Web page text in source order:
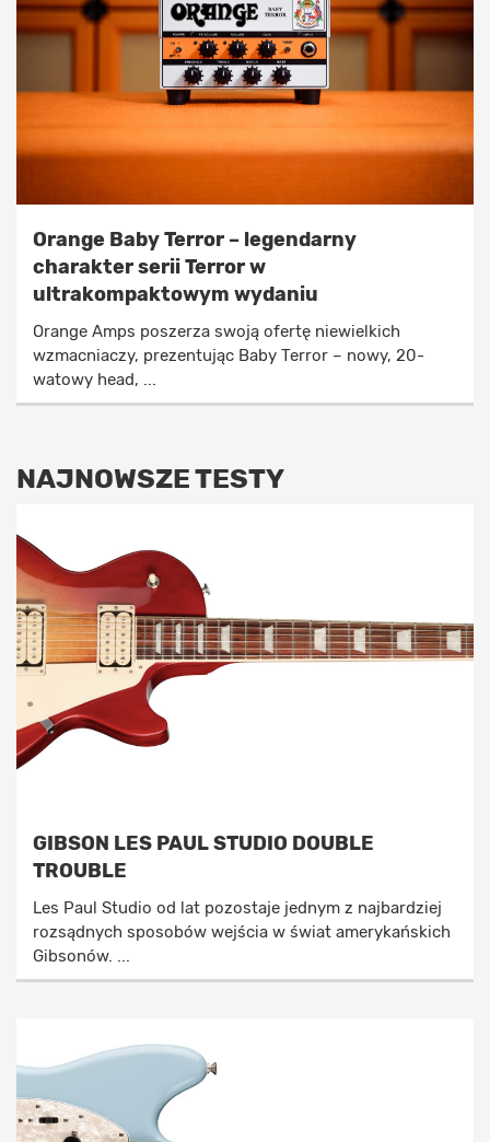
Orange Baby Terror – legendarny
charakter serii Terror w
ultrakompaktowym wydaniu
Orange Amps poszerza swoją ofertę niewielkich
wzmacniaczy, prezentując Baby Terror – nowy, 20-
watowy head, ...
NAJNOWSZE TESTY
GIBSON LES PAUL STUDIO DOUBLE
TROUBLE
Les Paul Studio od lat pozostaje jednym z najbardziej
rozsądnych sposobów wejścia w świat amerykańskich
Gibsonów. ...